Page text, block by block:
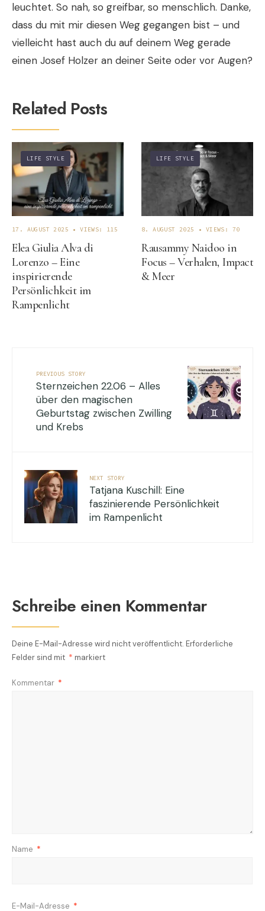
leuchtet. So nah, so greifbar, so menschlich. Danke,
dass du mit mir diesen Weg gegangen bist – und
vielleicht hast auch du auf deinem Weg gerade
einen Josef Holzer an deiner Seite oder vor Augen?
Related Posts
LIFE STYLE
17. AUGUST 2025 •VIEWS: 115
Elea Giulia Alva di
Lorenzo – Eine
inspirierende
Persönlichkeit im
Rampenlicht
LIFE STYLE
8. AUGUST 2025 • VIEWS: 70
Rausammy Naidoo in
Focus – Verhalen, Impact
& Meer
PREVIOUS STORY
Sternzeichen 22.06 – Alles
über den magischen
Geburtstag zwischen Zwilling
und Krebs
NEXT STORY
Tatjana Kuschill: Eine
faszinierende Persönlichkeit
im Rampenlicht
Schreibe einen Kommentar
Deine E-Mail-Adresse wird nicht veröffentlicht. Erforderliche
Felder sind mit * markiert
Kommentar *
Name *
E-Mail-Adresse *